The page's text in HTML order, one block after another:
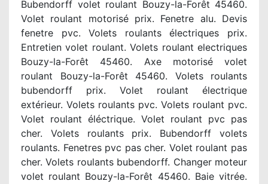
Bubendorff volet roulant Bouzy-la-Forêt 45460.
Volet roulant motorisé prix. Fenetre alu. Devis
fenetre pvc. Volets roulants électriques prix.
Entretien volet roulant. Volets roulant electriques
Bouzy-la-Forêt 45460. Axe motorisé volet
roulant Bouzy-la-Forêt 45460. Volets roulants
bubendorff prix. Volet roulant électrique
extérieur. Volets roulants pvc. Volets roulant pvc.
Volet roulant éléctrique. Volet roulant pvc pas
cher. Volets roulants prix. Bubendorff volets
roulants. Fenetres pvc pas cher. Volet roulant pas
cher. Volets roulants bubendorff. Changer moteur
volet roulant Bouzy-la-Forêt 45460. Baie vitrée.